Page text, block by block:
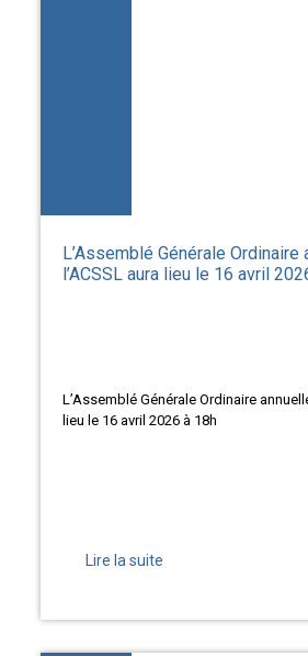
L’Assemblé Générale Ordinaire
l’ACSSL aura lieu le 16 avril
L’Assemblé Générale Ordinaire
lieu le 16 avril 2026 à 18h
Lire la suite